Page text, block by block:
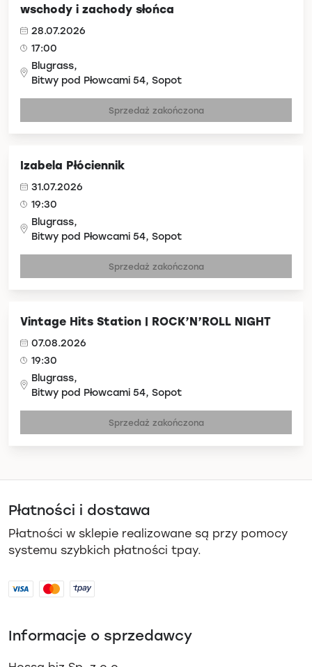
wschody i zachody słońca
28.07.2026
17:00
Blugrass,
Bitwy pod Płowcami 54, Sopot
Sprzedaż zakończona
Izabela Płóciennik
31.07.2026
19:30
Blugrass,
Bitwy pod Płowcami 54, Sopot
Sprzedaż zakończona
Vintage Hits Station | ROCK’N’ROLL NIGHT
07.08.2026
19:30
Blugrass,
Bitwy pod Płowcami 54, Sopot
Sprzedaż zakończona
Płatności i dostawa
Płatności w sklepie realizowane są przy pomocy
systemu szybkich płatności tpay.
Informacje o sprzedawcy